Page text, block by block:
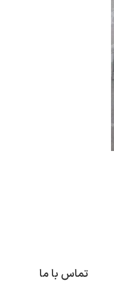
تماس با ما